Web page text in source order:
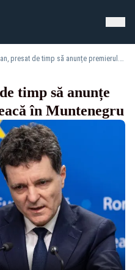
Nicușor Dan, presat de timp să anunțe premierul. Mâine pleacă în Muntenegru
timp să anunțe
în Muntenegru